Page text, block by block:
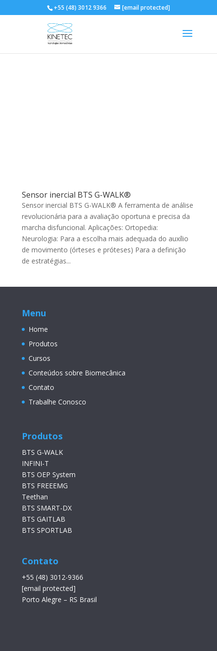
+55 (48) 3012 9366 [email protected]
Sensor inercial BTS G-WALK®
Sensor inercial BTS G-WALK® A ferramenta de análise
revolucionária para a avaliação oportuna e precisa da
marcha disfuncional. Aplicações: Ortopedia:
Neurologia: Para a escolha mais adequada do auxílio
de movimento (órteses e próteses) Para a definição
de estratégias...
Menu
Home
Produtos
Cursos
Conteúdos sobre Biomecânica
Contato
Trabalhe Conosco
Produtos
BTS G-WALK
INFINI-T
BTS OEP System
BTS FREEEMG
Teethan
BTS SMART-DX
BTS GAITLAB
BTS SPORTLAB
Contato
+55 (48) 3012-9366
[email protected]
Porto Alegre – RS Brasil